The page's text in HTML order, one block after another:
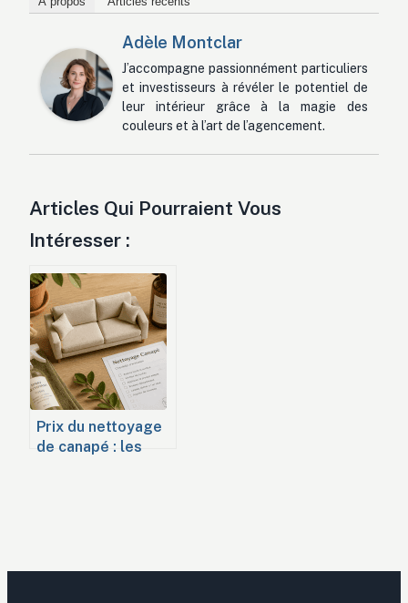
Adèle Montclar
J’accompagne passionnément particuliers
et investisseurs à révéler le potentiel de
leur intérieur grâce à la magie des
couleurs et à l’art de l’agencement.
Articles Qui Pourraient Vous
Intéresser :
Prix du nettoyage
de canapé : les